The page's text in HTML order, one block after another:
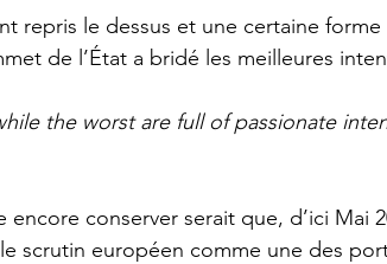
repris le dessus et une certaine forme
de l’État a bridé les meilleures
the worst are full of passionate
encore conserver serait que, d’ici Mai
scrutin européen comme une des